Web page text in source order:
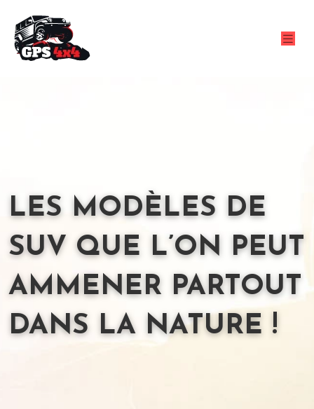
LES MODÈLES DE
SUV QUE L’ON PEUT
AMMENER PARTOUT
DANS LA NATURE !